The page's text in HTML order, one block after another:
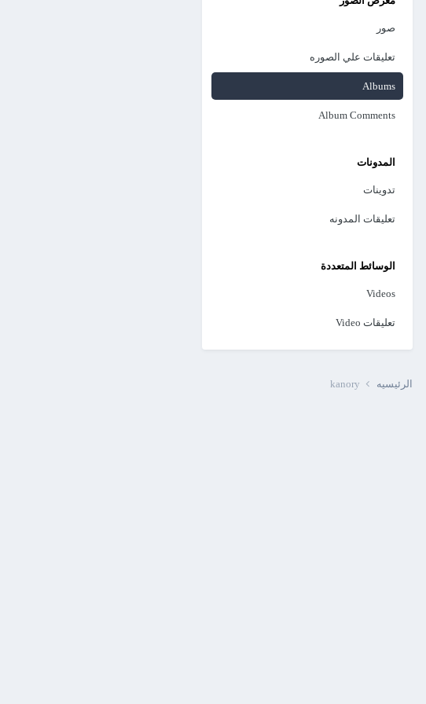
صور
تعليقات علي الصوره
Albums
Album Comments
المدونات
تدوينات
تعليقات المدونه
الوسائط المتعددة
Videos
تعليقات Video
الرئيسيه kanory